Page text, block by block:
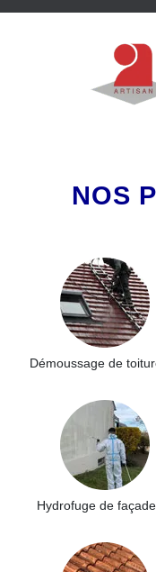
NOS
Démoussage de
Hydrofuge de